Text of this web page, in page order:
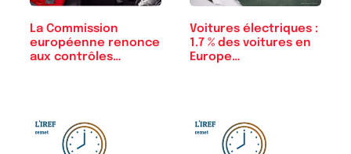
La Commission
européenne renonce
aux contrôles…
Voitures électriques :
1.7 % des voitures en
Europe…